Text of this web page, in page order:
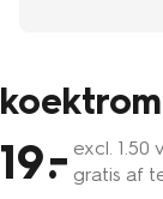
19 excl. 1 .50
gratis af